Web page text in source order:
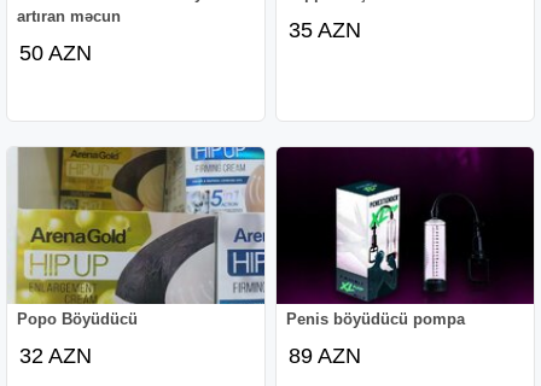
artıran məcun
50 AZN
35 AZN
Popo Böyüdücü
32 AZN
Penis böyüdücü pompa
89 AZN